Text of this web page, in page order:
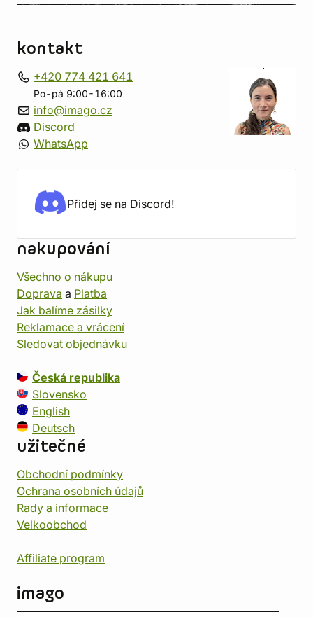
kontakt
+420 774 421 641
Po-pá 9:00-16:00
info@imago.cz
Discord
WhatsApp
Přidej se na Discord!
nakupování
Všechno o nákupu
Doprava a Platba
Jak balíme zásilky
Reklamace a vrácení
Sledovat objednávku
Česká republika
Slovensko
English
Deutsch
užitečné
Obchodní podmínky
Ochrana osobních údajů
Rady a informace
Velkoobchod
Affiliate program
imago